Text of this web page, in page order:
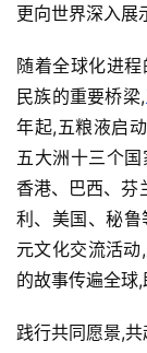
首
页
公
更向世界深入展
随着全球化进
民族的重要桥梁,
年起,五粮液启
五大洲十三个
香港、巴西、芬
利、美国、秘
元文化交流活
的故事传遍全球,
践行共同愿景,